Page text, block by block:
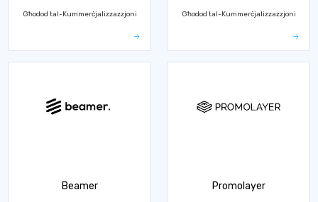
Għodod tal-Kummerċjalizzazzjoni Għodod tal-Kummerċjalizzazzjoni
Beamer Promolayer